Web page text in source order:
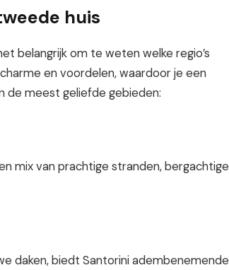
huis
belangrijk om te weten welke regio’s
en voordelen, waardoor je een
de meest geliefde gebieden:
mix van prachtige stranden, bergachtige
daken, biedt Santorini adembenemende